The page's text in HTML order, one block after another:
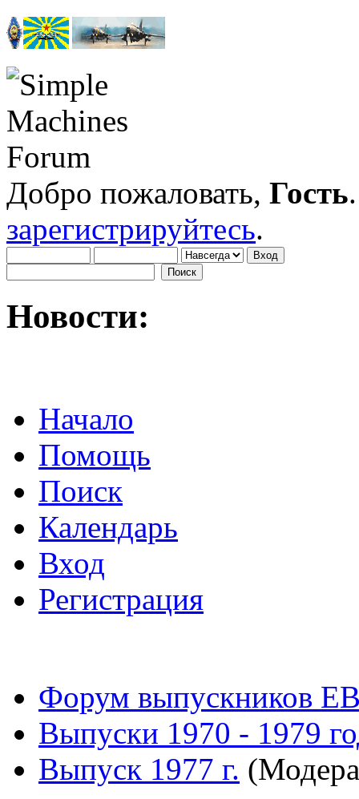
Добро пожаловать, Гость
зарегистрируйтесь.
Новости:
Начало
Помощь
Поиск
Календарь
Вход
Регистрация
Форум выпускников
Выпуски 1970 - 1979
Выпуск 1977 г.